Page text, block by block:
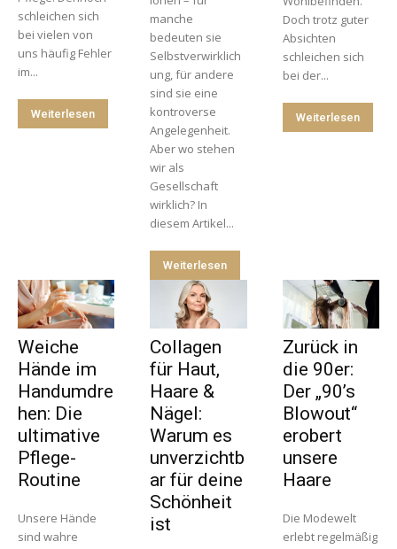
schleichen sich
bei vielen von
uns häufig Fehler
im...
Weiterlesen
manche
bedeuten sie
Selbstverwirklich
ung, für andere
sind sie eine
kontroverse
Angelegenheit.
Aber wo stehen
wir als
Gesellschaft
wirklich? In
diesem Artikel...
Weiterlesen
Doch trotz guter
Absichten
schleichen sich
bei der...
Weiterlesen
Weiche
Hände im
Handumdre
hen: Die
ultimative
Pflege-
Routine
Unsere Hände
sind wahre
Collagen
für Haut,
Haare &
Nägel:
Warum es
unverzichtb
ar für deine
Schönheit
ist
Zurück in
die 90er:
Der „90’s
Blowout“
erobert
unsere
Haare
Die Modewelt
erlebt regelmäßig